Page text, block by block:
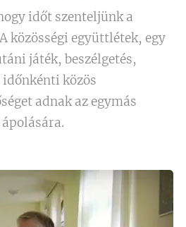
időt szenteljünk a
közösségi együttlétek, egy
játék, beszélgetés,
időnkénti közös
adnak az egymás